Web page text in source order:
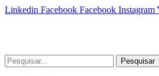
Linkedin Facebook Facebook Instagram
Pesquisar